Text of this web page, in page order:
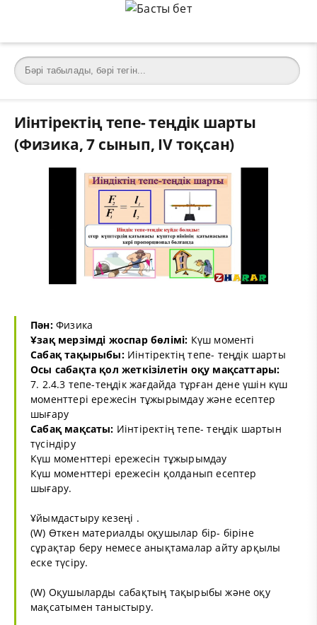
Иінтіректің тепе- теңдік шарты
(Физика, 7 сынып, IV тоқсан)
Пән:Физика
Ұзақ мерзімді жоспар бөлімі: Күш моменті
Сабақ тақырыбы: Иінтіректің тепе- теңдік шарты
Осы сабақта қол жеткізілетін оқу мақсаттары:
7. 2.4.3 тепе-теңдік жағдайда тұрған дене үшін күш
моменттері ережесін тұжырымдау және есептер
шығару
Сабақ мақсаты: Иінтіректің тепе- теңдік шартын
түсіндіру
Күш моменттері ережесін тұжырымдау
Күш моменттері ережесін қолданып есептер
шығару.
Ұйымдастыру кезеңі .
(W) Өткен материалды оқушылар бір- біріне
сұрақтар беру немесе анықтамалар айту арқылы
еске түсіру.
(W) Оқушыларды сабақтың тақырыбы және оқу
мақсатымен таныстыру.